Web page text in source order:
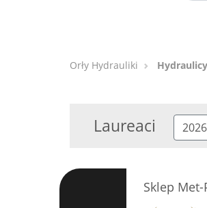
Orły Hydrauliki
Laureaci 2026
Sklep